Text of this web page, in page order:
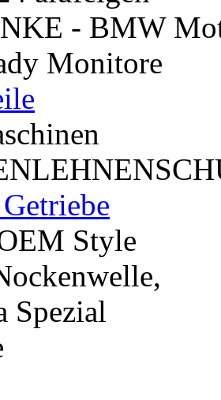
- BMW
Monitore
Style
Spezial